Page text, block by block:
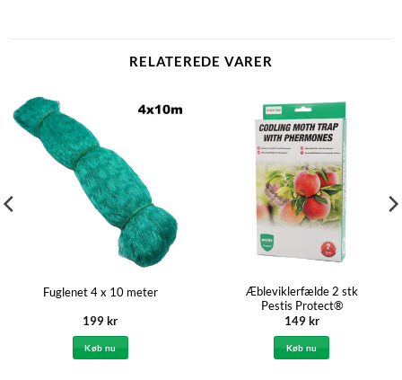
RELATEREDE VARER
Fuglenet 4 x 10 meter
199kr
Køb nu
Æbleviklerfælde 2 stk
Pestis Protect®
149kr
Køb nu